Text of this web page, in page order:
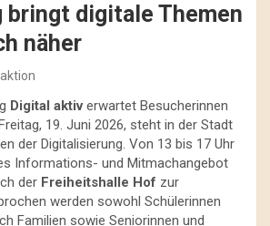
digitale Themen
näher
Digital aktiverwartet Besucherinnen
19. Juni 2026, steht in der Stadt
der Digitalisierung. Von 13 bis 17 Uhr
Informations- und Mitmachangebot
der Freiheitshalle Hof zur
werden sowohl Schülerinnen
Familien sowie Seniorinnen und